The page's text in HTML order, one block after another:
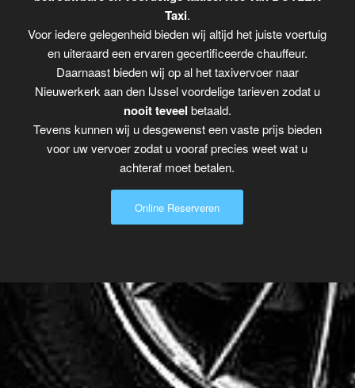
Taxi.
Voor iedere gelegenheid bieden wij altijd het juiste voertuig
en uiteraard een ervaren gecertificeerde chauffeur.
Daarnaast bieden wij op al het taxivervoer naar
Nieuwerkerk aan den IJssel voordelige tarieven zodat u
nooit teveel betaald.
Tevens kunnen wij u desgewenst een vaste prijs bieden
voor uw vervoer zodat u vooraf precies weet wat u
achteraf moet betalen.
Online Reserveren